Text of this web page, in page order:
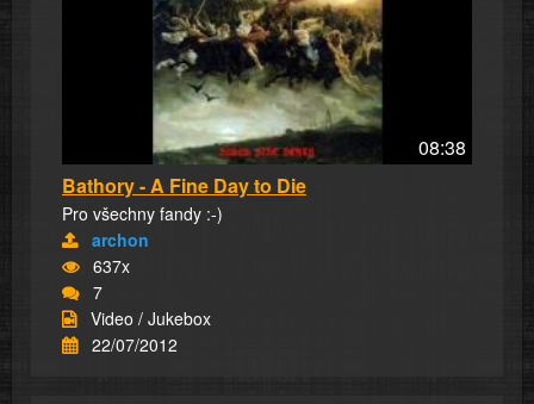
08:38
Bathory - A Fine Day to Die
Pro všechny fandy :-)
archon
637x
7
Video / Jukebox
22/07/2012